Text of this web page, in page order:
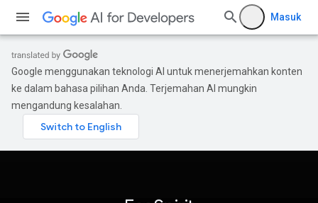
Masuk
Google menggunakan teknologi AI untuk menerjemahkan konten
ke dalam bahasa pilihan Anda. Terjemahan AI mungkin
mengandung kesalahan.